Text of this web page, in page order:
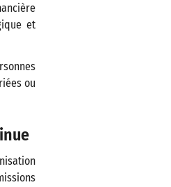
et
ou